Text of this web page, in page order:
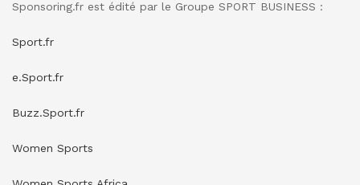
Sponsoring.fr est édité par le Groupe SPORT BUSINESS :
Sport.fr
e.Sport.fr
Buzz.Sport.fr
Women Sports